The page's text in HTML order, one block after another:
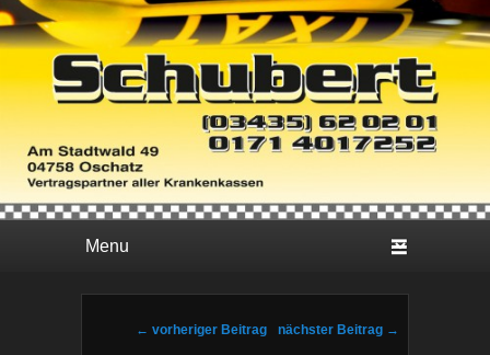
Beitragsnavigation
← vorheriger Beitrag nächster Beitrag →